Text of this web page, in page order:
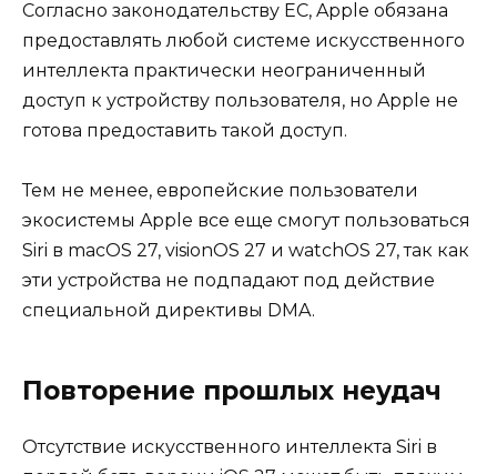
Согласно законодательству ЕС, Apple обязана
предоставлять любой системе искусственного
интеллекта практически неограниченный
доступ к устройству пользователя, но Apple не
готова предоставить такой доступ.
Тем не менее, европейские пользователи
экосистемы Apple все еще смогут пользоваться
Siri в macOS 27, visionOS 27 и watchOS 27, так как
эти устройства не подпадают под действие
специальной директивы DMA.
Повторение прошлых неудач
Отсутствие искусственного интеллекта Siri в